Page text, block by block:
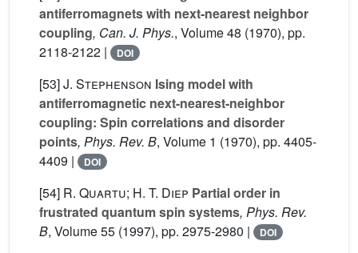
antiferromagnets with next-nearest neighbor
coupling, Can. J. Phys., Volume 48 (1970), pp.
2118-2122 |
DOI
[53]J. Stephenson Ising model with
antiferromagnetic next-nearest-neighbor
coupling: Spin correlations and disorder
points, Phys. Rev. B, Volume 1 (1970), pp. 4405-
4409 |
DOI
[54] R. Quartu; H. T. Diep Partial order in
frustrated quantum spin systems, Phys. Rev.
B, Volume 55 (1997), pp. 2975-2980 | DOI